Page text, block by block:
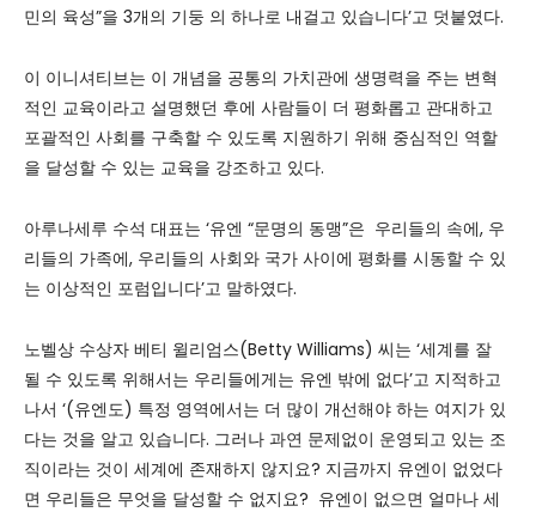
민의 육성”을 3개의 기둥 의 하나로 내걸고 있습니다’고 덧붙였다.
이 이니셔티브는 이 개념을 공통의 가치관에 생명력을 주는 변혁
적인 교육이라고 설명했던 후에 사람들이 더 평화롭고 관대하고
포괄적인 사회를 구축할 수 있도록 지원하기 위해 중심적인 역할
을 달성할 수 있는 교육을 강조하고 있다.
아루나세루 수석 대표는 ‘유엔 “문명의 동맹”은 우리들의 속에, 우
리들의 가족에, 우리들의 사회와 국가 사이에 평화를 시동할 수 있
는 이상적인 포럼입니다’고 말하였다.
노벨상 수상자 베티 윌리엄스(Betty Williams) 씨는 ‘세계를 잘
될 수 있도록 위해서는 우리들에게는 유엔 밖에 없다’고 지적하고
나서 ‘(유엔도) 특정 영역에서는 더 많이 개선해야 하는 여지가 있
다는 것을 알고 있습니다. 그러나 과연 문제없이 운영되고 있는 조
직이라는 것이 세계에 존재하지 않지요? 지금까지 유엔이 없었다
면 우리들은 무엇을 달성할 수 없지요? 유엔이 없으면 얼마나 세